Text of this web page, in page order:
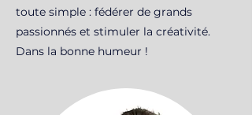
toute simple : fédérer de grands
passionnés et stimuler la créativité.
Dans la bonne humeur !